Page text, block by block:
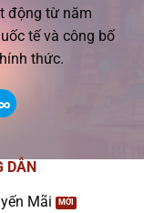
động từ năm
tế và công bố
thức.
DẪN
Mãi